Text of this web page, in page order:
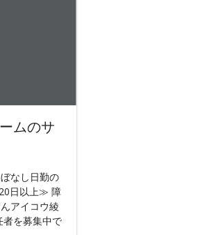
ムのサ
なし日勤の
日以上≫ 障
アイコウ綾
を募集中で